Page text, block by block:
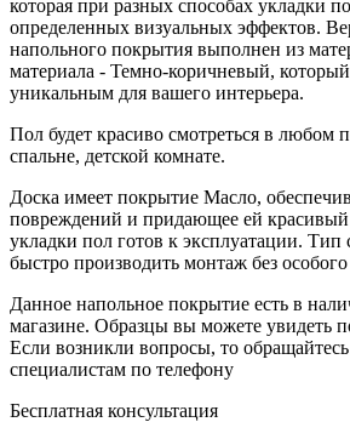
которая при разных способах укладки
определенных визуальных эффектов.
напольного покрытия выполнен из
материала - Темно-коричневый,
уникальным для вашего интерьера.
Пол будет красиво смотреться в любом
спальне, детской комнате.
Доска имеет покрытие Масло,
повреждений и придающее ей
укладки пол готов к эксплуатации. Тип
быстро производить монтаж без особого
Данное напольное покрытие есть в
магазине. Образцы вы можете увидеть
Если возникли вопросы, то
специалистам по телефону
Бесплатная консультация